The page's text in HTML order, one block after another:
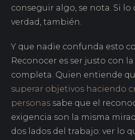
conseguir algo, se nota. Si lo
verdad, también.
Y que nadie confunda esto
Reconocer es ser justo con
completa. Quien entiende
superar objetivos haciendo
personas sabe que el
exigencia son la misma
dos lados del trabajo: ver lo